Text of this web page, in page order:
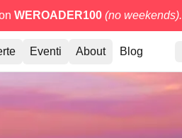
WEROADER100 (no weekends).
Eventi About Blog